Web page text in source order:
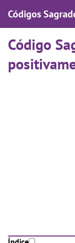
Códigos
Código